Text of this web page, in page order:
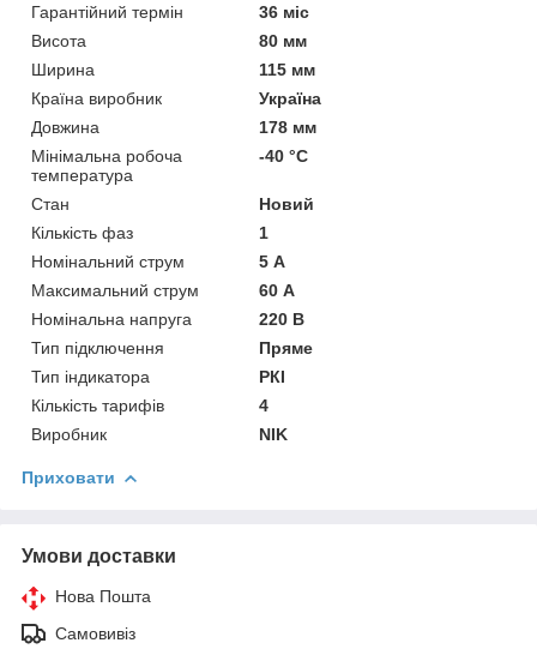
Гарантійний термін
36 міс
Висота
80 мм
Ширина
115 мм
Країна виробник
Україна
Довжина
178 мм
Мінімальна робоча
температура
-40 °С
Стан
Новий
Кількість фаз
1
Номінальний струм
5 А
Максимальний струм
60 А
Номінальна напруга
220 В
Тип підключення
Пряме
Тип індикатора
РКІ
Кількість тарифів
4
Виробник
NIK
Приховати
Умови доставки
Нова Пошта
Самовивіз